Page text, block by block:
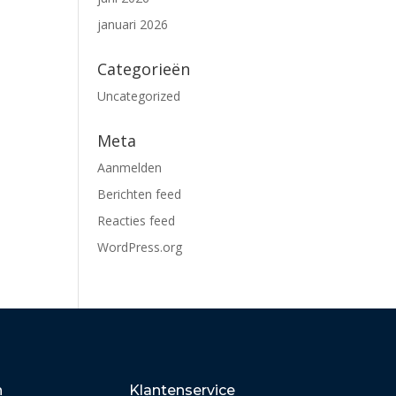
januari 2026
Categorieën
Uncategorized
Meta
Aanmelden
Berichten feed
Reacties feed
WordPress.org
Klantenservice